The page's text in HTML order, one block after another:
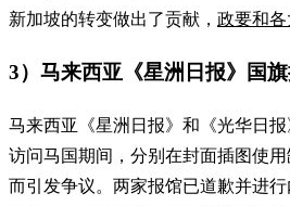
新加坡的转变做出了贡献， 政要和
3）马来西亚《星洲日报》国
马来西亚《星洲日报》和《光华日
访问马国期间，分别在封面插图使
而引发争议。两家报馆已道歉并进